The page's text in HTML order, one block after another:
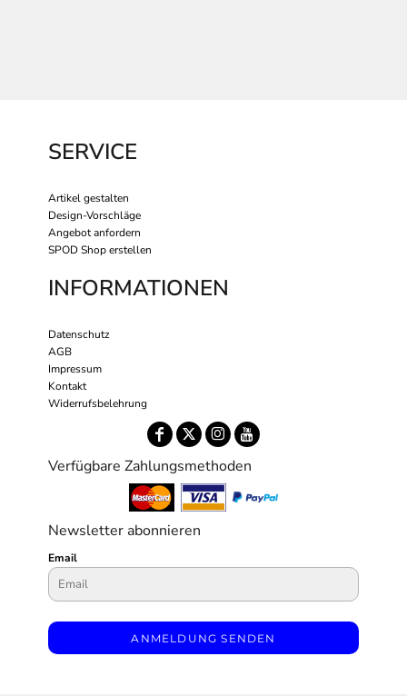
SERVICE
Artikel gestalten
Design-Vorschläge
Angebot anfordern
SPOD Shop erstellen
INFORMATIONEN
Datenschutz
AGB
Impressum
Kontakt
Widerrufsbelehrung
Verfügbare Zahlungsmethoden
Newsletter abonnieren
Email
ANMELDUNG SENDEN